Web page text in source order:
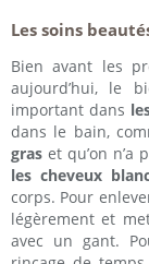
Les soins
Bien avant les
aujourd’hui, le
important dans
dans le bain,
gras et qu’on
les cheveux
corps. Pour
légèrement et
avec un gant.